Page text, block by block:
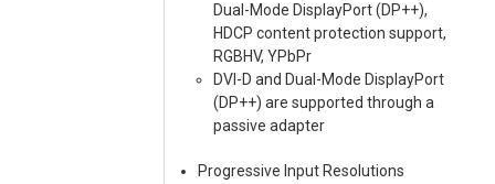
Dual-Mode DisplayPort (DP++),
HDCP content protection support,
RGBHV, YPbPr
DVI-D and Dual-Mode DisplayPort
(DP++) are supported through a
passive adapter
Progressive Input Resolutions